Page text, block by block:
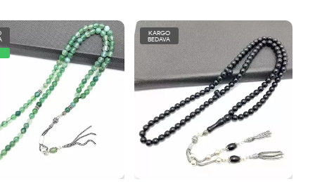
KARGO
BEDAVA